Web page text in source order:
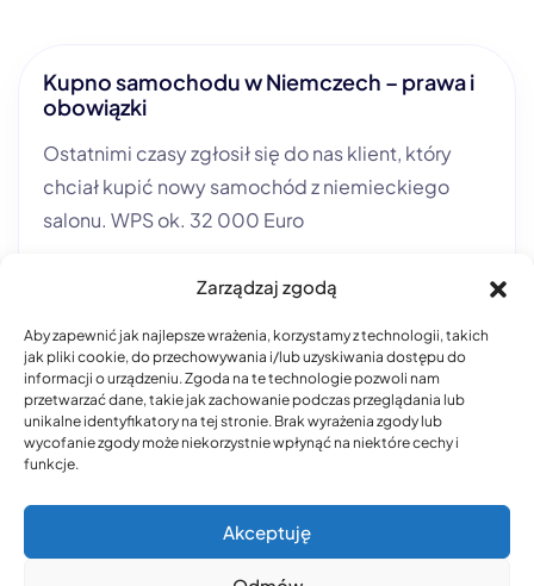
Zarządzaj zgodą
Aby zapewnić jak najlepsze wrażenia, korzystamy z technologii, takich
jak pliki cookie, do przechowywania i/lub uzyskiwania dostępu do
informacji o urządzeniu. Zgoda na te technologie pozwoli nam
przetwarzać dane, takie jak zachowanie podczas przeglądania lub
unikalne identyfikatory na tej stronie. Brak wyrażenia zgody lub
wycofanie zgody może niekorzystnie wpłynąć na niektóre cechy i
funkcje.
Akceptuję
Kupno samochodu w Niemczech – prawa i
obowiązki
Ostatnimi czasy zgłosił się do nas klient, który
chciał kupić nowy samochód z niemieckiego
salonu. WPS ok. 32 000 Euro
Niemiecki
© 2026 . All rights
reserved. * Szczecin –